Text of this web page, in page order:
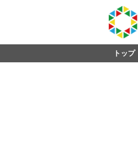
トップ